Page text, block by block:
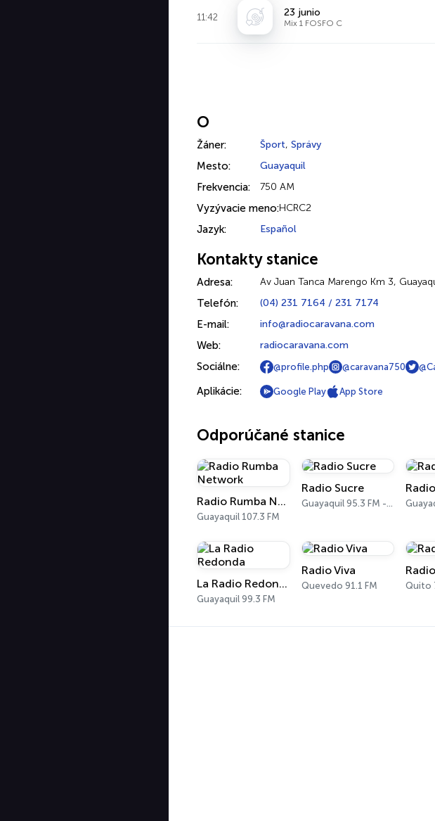
11:42 23 junio
Mix 1 FOSFO C
O
Žáner: Šport, Správy
Mesto: Guayaquil
Frekvencia: 750 AM
Vyzývacie meno:HCRC2
Jazyk: Español
Kontakty stanice
Adresa: Av Juan Tanca Marengo Km 3,
Telefón: (04) 231 7164 / 231 7174
E-mail: info@radiocaravana.com
Web: radiocaravana.com
Sociálne: @profile.php @caravana750
Aplikácie: Google Play App Store
Odporúčané stanice
Radio Rumba Network
Guayaquil 107.3 FM
Radio Sucre
Guayaquil 95.3 FM - 700 AM
La Radio Redonda
Guayaquil 99.3 FM
Radio Viva
Quevedo 91.1 FM Quito